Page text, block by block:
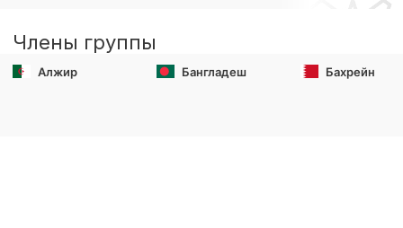
Члены группы
Алжир Бангладеш Бахрейн